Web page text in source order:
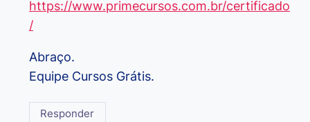
https://www.primecursos.com.br/certificado
/
Abraço.
Equipe Cursos Grátis.
Responder